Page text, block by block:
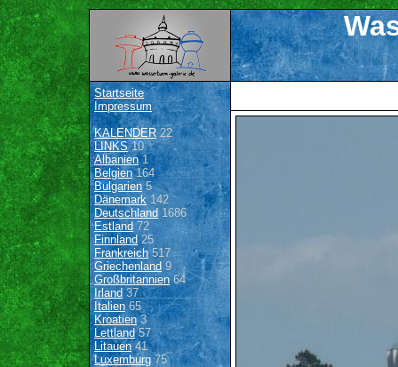
Startseite
Impressum
KALENDER22
LINKS10
Albanien1
Belgien164
Bulgarien 5
Dänemark142
Deutschland 1686
Estland 72
Finnland 25
Frankreich517
Griechenland9
Großbritannien64
Irland 37
Italien65
Kroatien3
Lettland57
Litauen41
Luxemburg 75